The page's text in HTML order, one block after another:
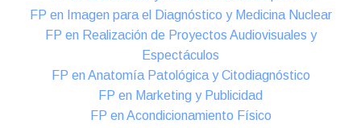
FP en Imagen para el Diagnóstico y Medicina Nuclear
FP en Realización de Proyectos Audiovisuales y
Espectáculos
FP en Anatomía Patológica y Citodiagnóstico
FP en Marketing y Publicidad
FP en Acondicionamiento Físico